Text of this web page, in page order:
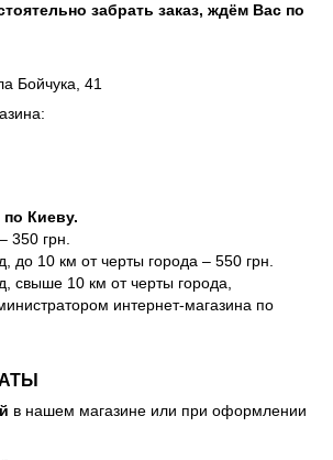
забрать заказ, ждём Вас по
Бойчука, 41
Киеву.
350 грн.
до 10 км от черты города – 550 грн.
свыше 10 км от черты города,
интернет-магазина по
в нашем магазине или при оформлении